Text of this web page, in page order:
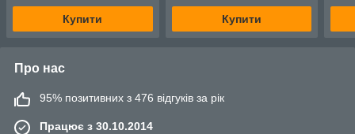
Купити Купити
Про нас
95% позитивних з 476 відгуків за рік
Працює з 30.10.2014